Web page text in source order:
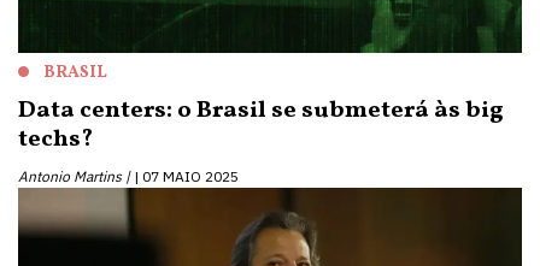
BRASIL
Data centers: o Brasil se submeterá às big
techs?
Antonio Martins | 07 MAIO 2025